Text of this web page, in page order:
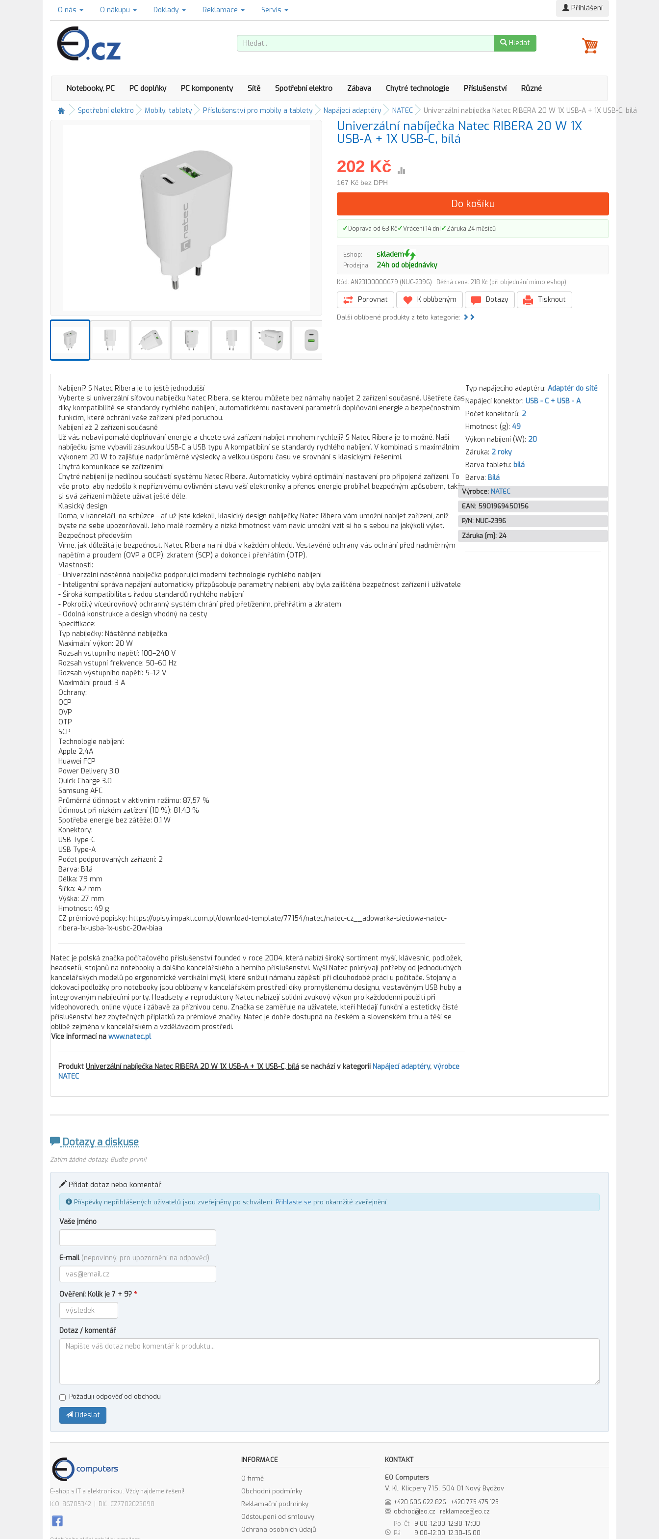
O nás O nákupu Doklady Reklamace Servis Přihlášení
Hledat
Notebooky, PC PC doplňky PC komponenty Sítě Spotřební elektro Zábava Chytré technologie Příslušenství Různé
Spotřební elektro Mobily, tablety Příslušenství pro mobily a tablety Napájecí adaptéry NATEC Univerzální nabíječka Natec RIBERA 20 W 1X USB-A + 1X USB-C, bílá
Univerzální nabíječka Natec RIBERA 20 W 1X
USB-A + 1X USB-C, bílá
202 Kč
167 Kč bez DPH
Do košíku
✓Doprava od 63 Kč✓Vrácení 14 dní✓Záruka 24 měsíců
Eshop: skladem
Prodejna: 24h od objednávky
Kód: AN23100000679 (NUC-2396) Běžná cena: 218 Kč (při objednání mimo eshop)
Porovnat K oblíbeným Dotazy Tisknout
Další oblíbené produkty z této kategorie:
Nabíjení? S Natec Ribera je to ještě jednodušší
Vyberte si univerzální síťovou nabíječku Natec Ribera, se kterou můžete bez námahy nabíjet 2 zařízení současně. Ušetřete čas
díky kompatibilitě se standardy rychlého nabíjení, automatickému nastavení parametrů doplňování energie a bezpečnostním
funkcím, které ochrání vaše zařízení před poruchou.
Nabíjení až 2 zařízení současně
Už vás nebaví pomalé doplňování energie a chcete svá zařízení nabíjet mnohem rychleji? S Natec Ribera je to možné. Naši
nabíječku jsme vybavili zásuvkou USB-C a USB typu A kompatibilní se standardy rychlého nabíjení. V kombinaci s maximálním
výkonem 20 W to zajišťuje nadprůměrné výsledky a velkou úsporu času ve srovnání s klasickými řešeními.
Chytrá komunikace se zařízeními
Chytré nabíjení je nedílnou součástí systému Natec Ribera. Automaticky vybírá optimální nastavení pro připojená zařízení. To
vše proto, aby nedošlo k nepříznivému ovlivnění stavu vaší elektroniky a přenos energie probíhal bezpečným způsobem, takže
si svá zařízení můžete užívat ještě déle.
Klasický design
Doma, v kanceláři, na schůzce - ať už jste kdekoli, klasický design nabíječky Natec Ribera vám umožní nabíjet zařízení, aniž
byste na sebe upozorňovali. Jeho malé rozměry a nízká hmotnost vám navíc umožní vzít si ho s sebou na jakýkoli výlet.
Bezpečnost především
Víme, jak důležitá je bezpečnost. Natec Ribera na ni dbá v každém ohledu. Vestavěné ochrany vás ochrání před nadměrným
napětím a proudem (OVP a OCP), zkratem (SCP) a dokonce i přehřátím (OTP).
Vlastnosti:
- Univerzální nástěnná nabíječka podporující moderní technologie rychlého nabíjení
- Inteligentní správa napájení automaticky přizpůsobuje parametry nabíjení, aby byla zajištěna bezpečnost zařízení i uživatele
- Široká kompatibilita s řadou standardů rychlého nabíjení
- Pokročilý víceúrovňový ochranný systém chrání před přetížením, přehřátím a zkratem
- Odolná konstrukce a design vhodný na cesty
Specifikace:
Typ nabíječky: Nástěnná nabíječka
Maximální výkon: 20 W
Rozsah vstupního napětí: 100–240 V
Rozsah vstupní frekvence: 50–60 Hz
Rozsah výstupního napětí: 5–12 V
Maximální proud: 3 A
Ochrany:
OCP
OVP
OTP
SCP
Technologie nabíjení:
Apple 2,4A
Huawei FCP
Power Delivery 3.0
Quick Charge 3.0
Samsung AFC
Průměrná účinnost v aktivním režimu: 87,57 %
Účinnost při nízkém zatížení (10 %): 81,43 %
Spotřeba energie bez zátěže: 0,1 W
Konektory:
USB Type-C
USB Type-A
Počet podporovaných zařízení: 2
Barva: Bílá
Délka: 79 mm
Šířka: 42 mm
Výška: 27 mm
Hmotnost: 49 g
CZ prémiové popisky: https://opisy.impakt.com.pl/download-template/77154/natec/natec-cz__adowarka-sieciowa-natec-
ribera-1x-usba-1x-usbc-20w-biaa
Natec je polská značka počítačového příslušenství founded v roce 2004, která nabízí široký sortiment myší, klávesnic, podložek,
headsetů, stojanů na notebooky a dalšího kancelářského a herního příslušenství. Myši Natec pokrývají potřeby od jednoduchých
kancelářských modelů po ergonomické vertikální myši, které snižují námahu zápěstí při dlouhodobé práci u počítače. Stojany a
dokovací podložky pro notebooky jsou oblíbeny v kancelářském prostředí díky promyšlenému designu, vestavěným USB huby a
integrovaným nabíjecími porty. Headsety a reproduktory Natec nabízejí solidní zvukový výkon pro každodenní použití při
videohovorech, online výuce i zábavě za příznivou cenu. Značka se zaměřuje na uživatele, kteří hledají funkční a esteticky čisté
příslušenství bez zbytečných příplatků za prémiové značky. Natec je dobře dostupná na českém a slovenském trhu a těší se
oblibě zejména v kancelářském a vzdělávacím prostředí.
Více informací na www.natec.pl
Produkt Univerzální nabíječka Natec RIBERA 20 W 1X USB-A + 1X USB-C, bílá se nachází v kategorii Napájecí adaptéry, výrobce
NATEC
Typ napájecího adaptéru: Adaptér do sítě
Napájecí konektor: USB - C + USB - A
Počet konektorů: 2
Hmotnost (g): 49
Výkon nabíjení (W): 20
Záruka: 2 roky
Barva tabletu: bílá
Barva: Bílá
Výrobce: NATEC
EAN: 5901969450156
P/N: NUC-2396
Záruka [m]: 24
Dotazy a diskuse
Zatím žádné dotazy. Buďte první!
Přidat dotaz nebo komentář
Příspěvky nepřihlášených uživatelů jsou zveřejněny po schválení. Přihlaste se pro okamžité zveřejnění.
Vaše jméno
E-mail (nepovinný, pro upozornění na odpověď)
Ověření: Kolik je 7 + 9? *
Dotaz / komentář
Požaduji odpověď od obchodu
Odeslat
E-shop s IT a elektronikou. Vždy najdeme řešení!
IČO: 86705342 | DIČ: CZ7702023098
INFORMACE
O firmě
Obchodní podmínky
Reklamační podmínky
Odstoupení od smlouvy
Ochrana osobních údajů
KONTAKT
EO Computers
V. Kl. Klicpery 715, 504 01 Nový Bydžov
+420 606 622 826
+420 775 475 125
obchod@eo.cz
reklamace@eo.cz
Po–Čt
9:00–12:00, 12:30–17:00
Pá
9:00–12:00, 12:30–16:00